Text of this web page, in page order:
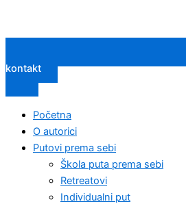
kontakt
Početna
O autorici
Putovi prema sebi
Škola puta prema sebi
Retreatovi
Individualni put